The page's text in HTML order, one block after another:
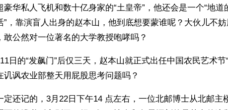
豪华私人飞机和数十亿身家的“土皇帝”，他还会是一个“地道
”，靠演盲人出身的赵本山，他到底想要蒙谁呢？大伙儿不
敢公然对一位著名的大学教授咆哮吗？
日的“发飙门”后仅三天，赵本山就正式出任中国农民艺术节
讥讽农业部整天用屁股思考问题吗？
定还记的，3月22日下午14 点左右，一位北邮博士从北邮主